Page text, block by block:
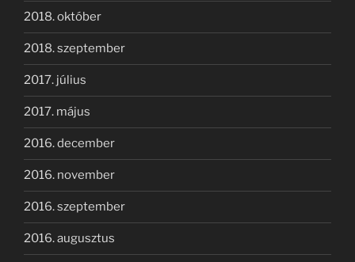
2018. október
2018. szeptember
2017. július
2017. május
2016. december
2016. november
2016. szeptember
2016. augusztus